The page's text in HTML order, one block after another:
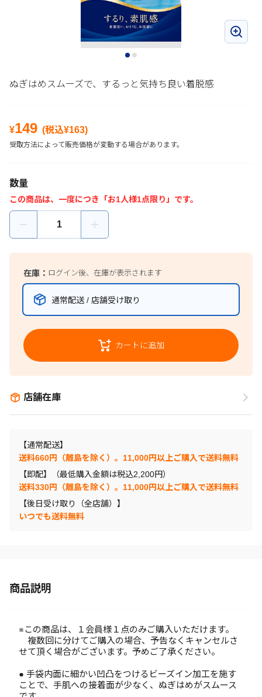
ぬぎはめスムーズで、するっと気持ち良い着脱感
¥149 (税込¥163)
受取方法によって販売価格が変動する場合があります。
数量
この商品は、一度につき「お1人様1点限り」です。
在庫： ログイン後、在庫が表示されます
通常配送 / 店舗受け取り
カートに追加
店舗在庫
【通常配送】
送料660円（離島を除く）。11,000円以上ご購入で送料無料
【即配】（最低購入金額は税込2,200円）
送料330円（離島を除く）。11,000円以上ご購入で送料無料
【後日受け取り（全店舗）】
いつでも送料無料
商品説明
※この商品は、１会員様１点のみご購入いただけます。
複数回に分けてご購入の場合、予告なくキャンセルさ
せて頂く場合がございます。予めご了承ください。
● 手袋内面に細かい凹凸をつけるビーズイン加工を施す
ことで、手肌への接着面が少なく、ぬぎはめがスムース